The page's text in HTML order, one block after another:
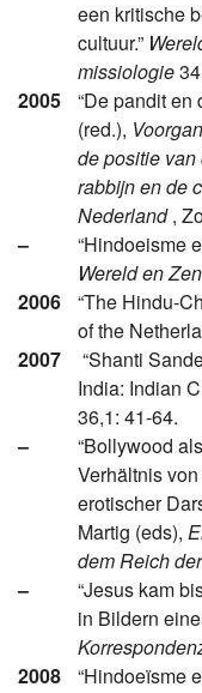
een kritische
cultuur.”
missiologie
2005
“De pandit en
(red.),
de positie van
rabbijn en de
Nederland,
–
“Hindoeisme
Wereld en
2006
“The Hindu-
of the
2007
“Shanti
India: Indian
36,1: 41-64.
–
“Bollywood
Verhältnis
erotischer
Martig (eds),
dem Reich
–
“Jesus kam
in Bildern
2008
“Hindoeïsme